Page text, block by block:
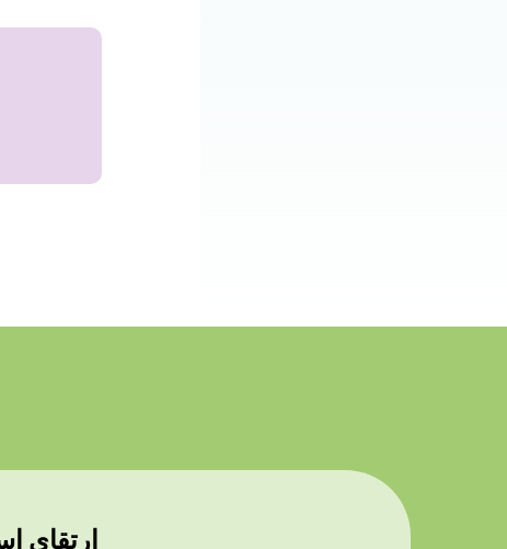
ارتقای